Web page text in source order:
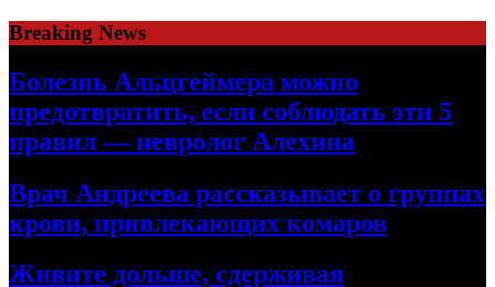
Skip
to
content
Breaking News
Болезнь Альцгеймера можно
предотвратить, если соблюдать эти 5
правил — невролог Алехина
Врач Андреева рассказывает о группах
крови, привлекающих комаров
Живите дольше, сдерживая